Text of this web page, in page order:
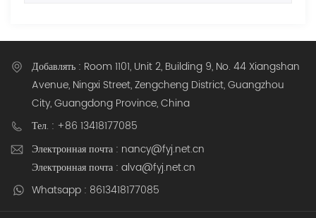
поставками, а также складскими запасами
Добавлять : Room 1101, Unit 2, Building 9, No. 44 Xiangshan
Avenue, Ningxi Street, Zengcheng District, Guangzhou
City, Guangdong Province, China
Тел. : +86 13418177085
Электронная почта : nancy@fyj.net.cn
Электронная почта : alva@fyj.net.cn
Whatsapp : 8613418177085